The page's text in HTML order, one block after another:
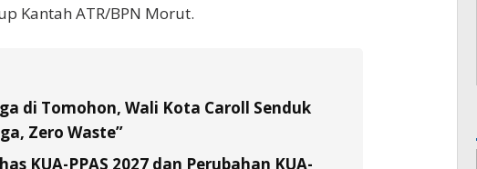
Kantah ATR/BPN Morut.
di Tomohon, Wali Kota Caroll Senduk
Zero Waste”
KUA-PPAS 2027 dan Perubahan KUA-